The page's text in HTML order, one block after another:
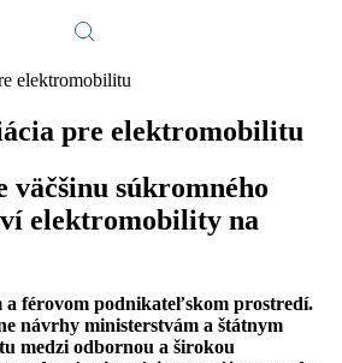
pre elektromobilitu
väčšinu súkromného
elektromobility na
a férovom podnikateľskom prostredí.
návrhy ministerstvám a štátnym
medzi odbornou a širokou